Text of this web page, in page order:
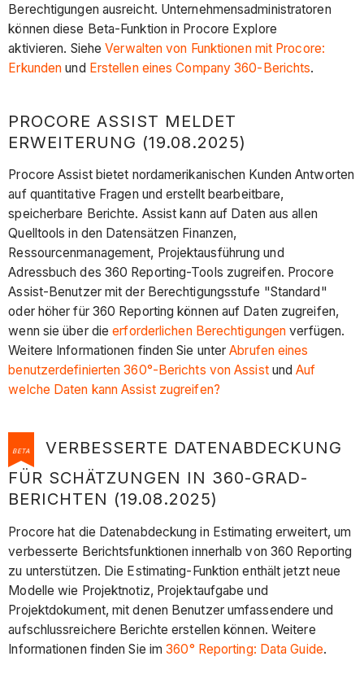
Berechtigungen ausreicht. Unternehmensadministratoren
können diese Beta-Funktion in Procore Explore
aktivieren. SieheVerwalten von Funktionen mit Procore:
Erkunden und Erstellen eines Company 360-Berichts.
PROCORE ASSIST MELDET
ERWEITERUNG (19.08.2025)
Procore Assist bietet nordamerikanischen Kunden Antworten
auf quantitative Fragen und erstellt bearbeitbare,
speicherbare Berichte. Assist kann auf Daten aus allen
Quelltools in den Datensätzen Finanzen,
Ressourcenmanagement, Projektausführung und
Adressbuch des 360 Reporting-Tools zugreifen. Procore
Assist-Benutzer mit der Berechtigungsstufe "Standard"
oder höher für 360 Reporting können auf Daten zugreifen,
wenn sie über dieerforderlichen Berechtigungen verfügen.
Weitere Informationen finden Sie unterAbrufen eines
benutzerdefinierten 360°-Berichts von AssistundAuf
welche Daten kann Assist zugreifen?
BETA
VERBESSERTE DATENABDECKUNG
FÜR SCHÄTZUNGEN IN 360-GRAD-
BERICHTEN (19.08.2025)
Procore hat die Datenabdeckung in Estimating erweitert, um
verbesserte Berichtsfunktionen innerhalb von 360 Reporting
zu unterstützen. Die Estimating-Funktion enthält jetzt neue
Modelle wie Projektnotiz, Projektaufgabe und
Projektdokument, mit denen Benutzer umfassendere und
aufschlussreichere Berichte erstellen können. Weitere
Informationen finden Sie im360° Reporting: Data Guide.